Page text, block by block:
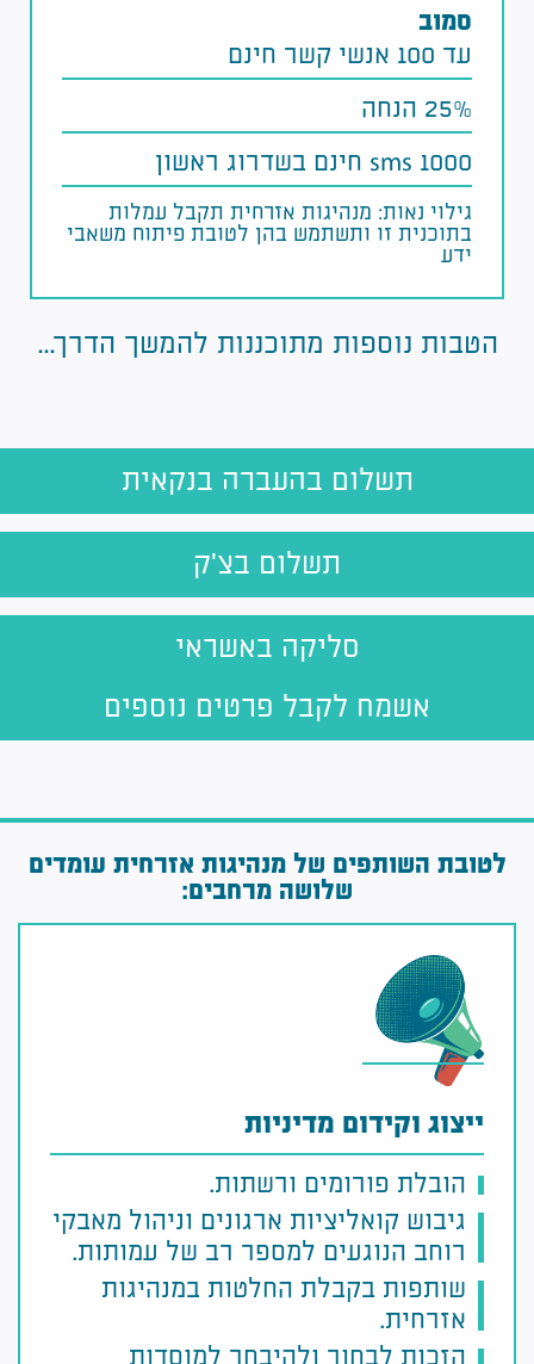
סמוב
עד 100 אנשי קשר חינם
25% הנחה
1000 sms חינם בשדרוג ראשון
גילוי נאות: מנהיגות אזרחית תקבל עמלות
בתוכנית זו ותשתמש בהן לטובת פיתוח משאבי
ידע
הטבות נוספות מתוכננות להמשך הדרך...
תשלום בהעברה בנקאית
תשלום בצ'ק
סליקה באשראי
אשמח לקבל פרטים נוספים
לטובת השותפים של מנהיגות אזרחית עומדים
שלושה מרחבים:
ייצוג וקידום מדיניות
הובלת פורומים ורשתות.
גיבוש קואליציות ארגונים וניהול מאבקי
רוחב הנוגעים למספר רב של עמותות.
שותפות בקבלת החלטות במנהיגות
אזרחית.
הזכות לבחור ולהיבחר למוסדות